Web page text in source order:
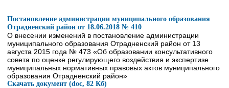
Постановление администрации муниципального образования
Отрадненский район от 18.06.2018 № 410
О внесении изменений в постановление администрации
муниципального образования Отрадненский район от 13
августа 2015 года № 473 «Об образовании консультативного
совета по оценке регулирующего воздействия и экспертизе
муниципальных нормативных правовых актов муниципального
образования Отрадненский район»
Скачать документ (doc, 82 Кб)